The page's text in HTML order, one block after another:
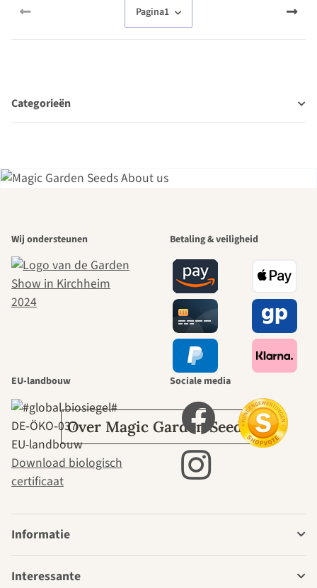
Pagina1
Categorieën
mooiste paden
naar onszelf
leidt door de
tuin.
Over Magic Garden Seeds
Wij ondersteunen Betaling & veiligheid
EU-landbouw
DE‑ÖKO‑037
EU-landbouw
Download biologisch
certificaat
Sociale media
Informatie
Interessante